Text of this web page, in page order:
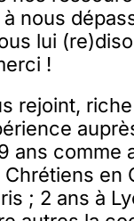
nous
lui
!
rejoint, riche
ans comme
en
; 2 ans à